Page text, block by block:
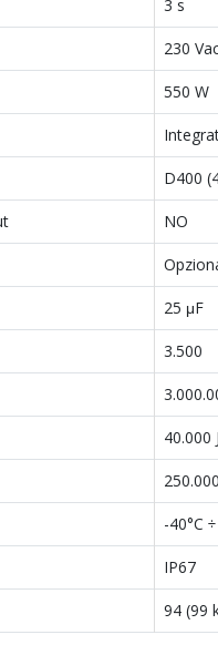
3 s
230
550 W
D400
NO
25 μF
3.500
40.000 J
-40°C
IP67
94 (99